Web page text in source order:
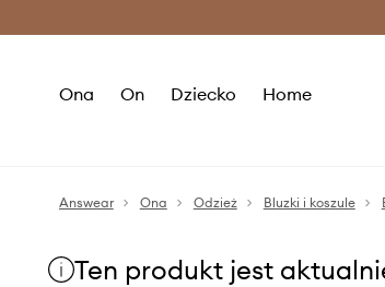
Ona On Dziecko Home
Answear Ona Odzież Bluzki i koszule
Ten produkt jest